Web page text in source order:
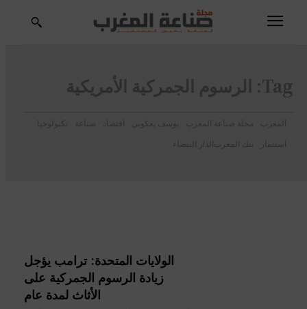
Tag: الرسوم الجمركية الأمريكية
المغرب مجلة صناعة المغرب يوسف يعكوبي اقتصاد صناعة
تكنولوجيا
استثمار
بنك المغرب الدار البيضاء
الولايات المتحدة: ترامب يؤجل
زيادة الرسوم الجمركية على
الأثاث لمدة عام